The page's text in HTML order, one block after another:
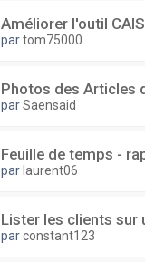
Améliorer l'outil
partom75000
Photos des Articles
parSaensaid
Feuille de temps -
par laurent06
Lister les clients sur
parconstant123